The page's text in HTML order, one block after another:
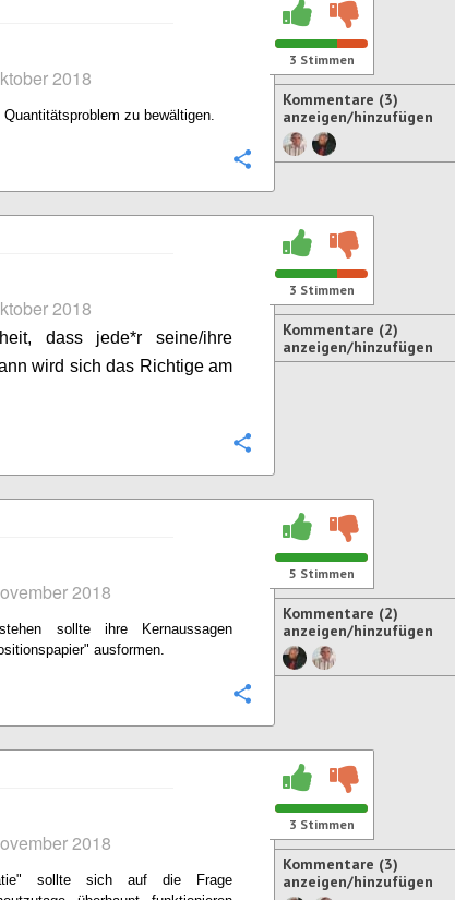
2018
Konfigurieren
zu bewältigen.
3 Stimmen
Kommentare (3)
anzeigen/hinzufügen
2018
dass jede*r seine/ihre
wird sich das Richtige am
3 Stimmen
Kommentare (2)
anzeigen/hinzufügen
2018
sollte ihre Kernaussagen
ausformen.
5 Stimmen
Kommentare (2)
anzeigen/hinzufügen
2018
sollte sich auf die Frage
3 Stimmen
Kommentare (3)
anzeigen/hinzufügen